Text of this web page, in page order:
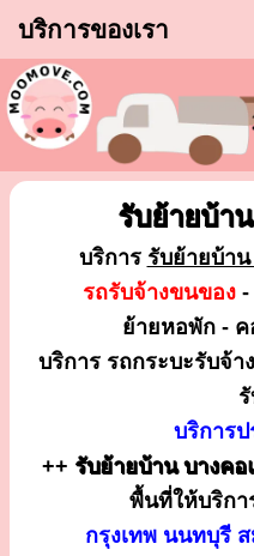
บริการของเรา
รับย้ายบ้า
บริการ รับย้ายบ้า
รถรับจ้างขนของ -
ย้ายหอพัก -
บริการ รถกระบะรับจ้
บริการ
++ รับย้ายบ้าน บางค
พื้นที่ให้บริกา
กรุงเทพ นนทบุรี